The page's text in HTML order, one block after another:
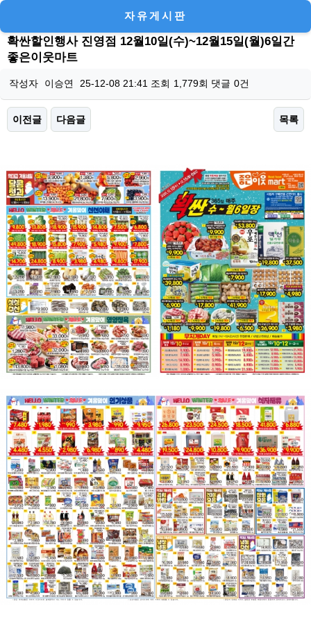
자유게시판
확싼할인행사 진영점 12월10일(수)~12월15일(월)6일간
좋은이웃마트
작성자 이승연 25-12-08 21:41 조회 1,779회 댓글 0건
이전글 다음글 목록
본문